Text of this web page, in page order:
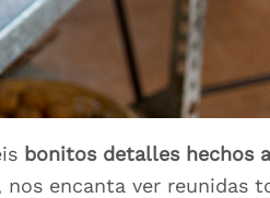
bonitos detalles hechos
encanta ver reunidas